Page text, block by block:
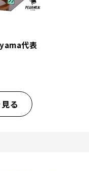
代表
る